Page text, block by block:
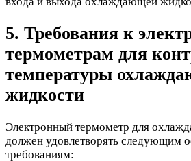
5. Требования к
термометрам для
температуры
жидкости
Электронный термометр для
должен удовлетворять следующим
требованиям: